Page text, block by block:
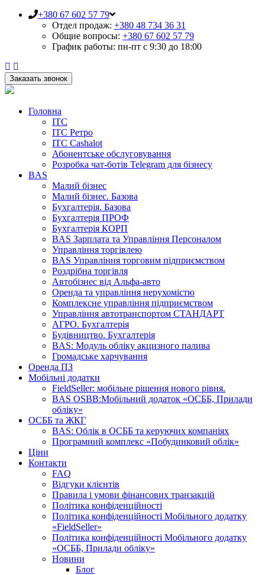
+380 67 602 57 79
Отдел продаж: +380 48 734 36 31
Общие вопросы: +380 67 602 57 79
График работы: пн-пт с 9:30 до 18:00
Заказать звонок
Головна
ІТС
ІТС Ретро
ІТС Cashalot
Абонентське обслуговування
Розробка чат-ботів Telegram для бізнесу
BAS
Малий бізнес
Малий бізнес. Базова
Бухгалтерія. Базова
Бухгалтерія ПРОФ
Бухгалтерія КОРП
BAS Зарплата та Управління Персоналом
Управління торгівлею
BAS Управління торговим підприємством
Роздрібна торгівля
Автобізнес від Альфа-авто
Оренда та управління нерухомістю
Комплексне управління підприємством
Управління автотранспортом СТАНДАРТ
АГРО. Бухгалтерія
Будівництво. Бухгалтерія
BAS: Модуль обліку акцизного палива
Громадське харчування
Оренда ПЗ
Мобільні додатки
FieldSeller: мобільне рішення нового рівня.
BAS OSBB:Мобільний додаток «ОСББ, Прилади
обліку»
ОСББ та ЖКГ
BAS: Облік в ОСББ та керуючих компаніях
Програмний комплекс «Побудинковий облік»
Ціни
Контакти
FAQ
Відгуки клієнтів
Правила і умови фінансових транзакцій
Політика конфіденційності
Політика конфіденційності Мобільного додатку
«FieldSeller»
Політика конфіденційності Мобільного додатку
«ОСББ, Прилади обліку»
Новини
Блог